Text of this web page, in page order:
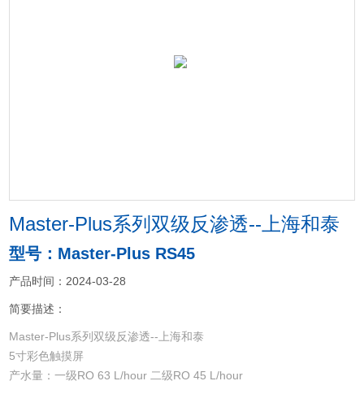
Master-Plus系列双级反渗透--上海和泰
型号：Master-Plus RS45
产品时间：2024-03-28
简要描述：
Master-Plus系列双级反渗透--上海和泰
5寸彩色触摸屏
产水量：一级RO 63 L/hour 二级RO 45 L/hour